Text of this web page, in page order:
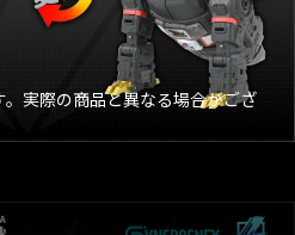
実際の商品と異なる場合がござ